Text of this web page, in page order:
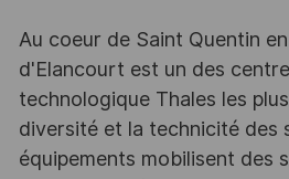
Au coeur de Saint Quentin
d'Elancourt est un des
technologique Thales les
diversité et la technicité des
équipements mobilisent des